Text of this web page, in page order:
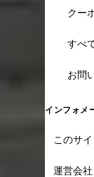
クー
すべ
お問
インフォメ
このサ
運営会社